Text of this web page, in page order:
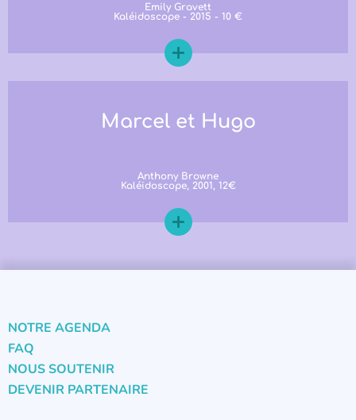
Emily Gravett
Kaléidoscope - 2015 - 10 €
Marcel et Hugo
Anthony Browne
Kaléidoscope, 2001, 12€
NOTRE AGENDA
FAQ
NOUS SOUTENIR
DEVENIR PARTENAIRE